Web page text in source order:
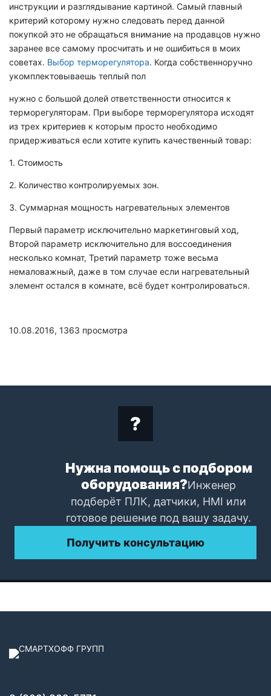
инструкции и разглядывание картиной. Самый главный
критерий которому нужно следовать перед данной
покупкой это не обращаться внимание на продавцов нужно
заранее все самому просчитать и не ошибиться в моих
советах. Выбор терморегулятора. Когда собственноручно
укомплектовываешь теплый пол
нужно с большой долей ответственности относится к
терморегуляторам. При выборе терморегулятора исходят
из трех критериев к которым просто необходимо
придерживаться если хотите купить качественный товар:
1. Стоимость
2. Количество контролируемых зон.
3. Суммарная мощность нагревательных элементов
Первый параметр исключительно маркетинговый ход,
Второй параметр исключительно для воссоединения
несколько комнат, Третий параметр тоже весьма
немаловажный, даже в том случае если нагревательный
элемент остался в комнате, всё будет контролироваться.
10.08.2016, 1363 просмотра
Нужна помощь с подбором
оборудования?Инженер
подберёт ПЛК, датчики, HMI или
готовое решение под вашу задачу.
Получить консультацию